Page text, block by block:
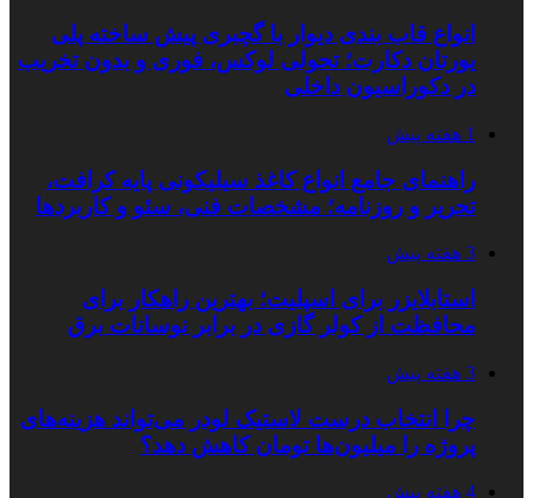
انواع قاب بندی دیوار با گچبری پیش ساخته پلی
یورتان دکارت؛ تحولی لوکس، فوری و بدون تخریب
در دکوراسیون داخلی
1 هفته پیش
راهنمای جامع انواع کاغذ سیلیکونی پایه کرافت،
تحریر و روزنامه؛ مشخصات فنی، سئو و کاربردها
3 هفته پیش
استابلایزر برای اسپلیت؛ بهترین راهکار برای
محافظت از کولر گازی در برابر نوسانات برق
3 هفته پیش
چرا انتخاب درست لاستیک لودر می‌تواند هزینه‌های
پروژه را میلیون‌ها تومان کاهش دهد؟
4 هفته پیش